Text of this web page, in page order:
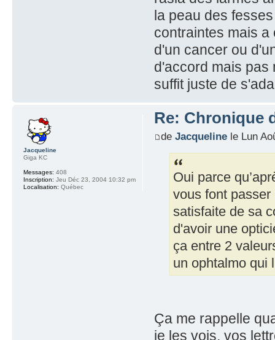
la peau des
contraintes mais a
d'un cancer ou
d'accord mais pas
suffit juste de
Re: Chronique
de Jacquelinele Lun
Oui parce
vous font
satisfaite de sa
d'avoir une
ça entre 2
un ophtalmo qui
Ça me rappelle
je les vois, vos
Jacqueline
Giga KC
Messages: 408
Inscription: Jeu Déc 23, 2004 10:32 pm
Localisation: Québec